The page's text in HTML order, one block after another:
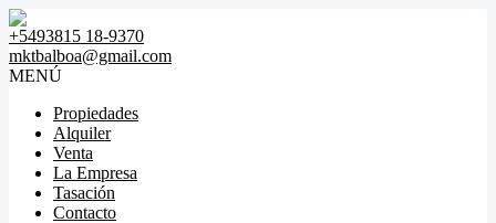
+5493815 18-9370
mktbalboa@gmail.com
MENÚ
Propiedades
Alquiler
Venta
La Empresa
Tasación
Contacto